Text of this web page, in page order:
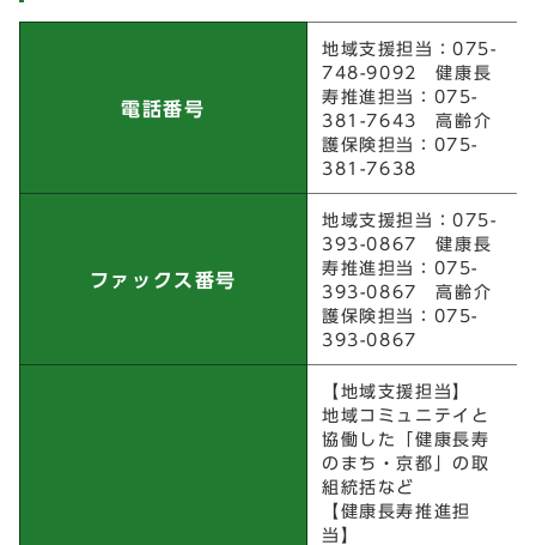
電話番号
地域支援担当：075-
748-9092 健康長
寿推進担当：075-
381-7643 高齢介
護保険担当：075-
381-7638
ファックス番号
地域支援担当：075-
393-0867 健康長
寿推進担当：075-
393-0867 高齢介
護保険担当：075-
393-0867
【地域支援担当】
地域コミュニテイと
協働した「健康長寿
のまち・京都」の取
組統括など
【健康長寿推進担
当】